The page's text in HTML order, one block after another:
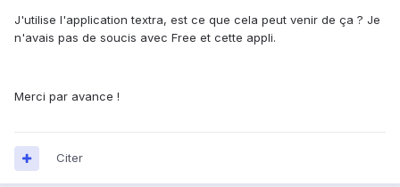
J'utilise l'application textra, est ce que cela peut venir de ça ? Je
n'avais pas de soucis avec Free et cette appli.
Merci par avance !
Citer